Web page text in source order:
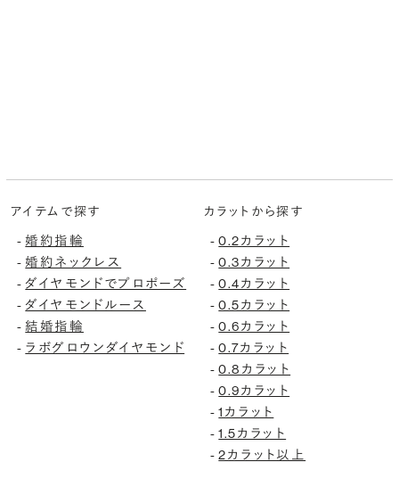
アイテムで探す
-婚約指輪
-婚約ネックレス
-ダイヤモンドでプロポーズ
-ダイヤモンドルース
-結婚指輪
- ラボグロウンダイヤモンド
カラットから探す
-0.2カラット
-0.3カラット
-0.4カラット
-0.5カラット
-0.6カラット
-0.7カラット
-0.8カラット
-0.9カラット
-1カラット
-1.5カラット
-2カラット以上